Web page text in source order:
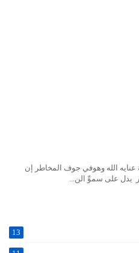
الله وهوفي جوف المخاطر إن
على سموِّ الن...